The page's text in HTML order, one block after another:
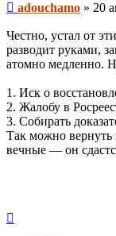
Сообщение
adouchamo » 20
Честно, устал от
разводит руками,
атомно медленно.
1. Иск о
2. Жалобу в
3. Собирать
Так можно вернуть
вечные — он